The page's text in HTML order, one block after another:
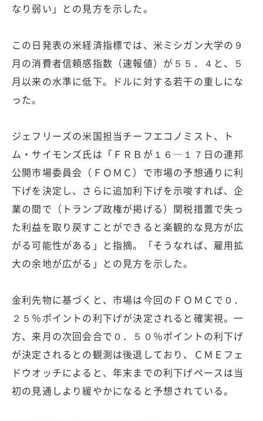
なり弱い」との見方を示した。
この日発表の米経済指標では、米ミシガン大学の９
月の消費者信頼感指数（速報値）が５５．４と、５
月以来の水準に低下。ドルに対する若干の重しにな
った。
ジェフリーズの米国担当チーフエコノミスト、ト
ム・サイモンズ氏は「ＦＲＢが１６─１７日の連邦
公開市場委員会（ＦＯＭＣ）で市場の予想通りに利
下げを決定し、さらに追加利下げを示唆すれば、企
業の間で（トランプ政権が掲げる）関税措置で失っ
た利益を取り戻すことができると楽観的な見方が広
がる可能性がある」と指摘。「そうなれば、雇用拡
大の余地が広がる」との見方を示した。
金利先物に基づくと、市場は今回のＦＯＭＣで０．
２５％ポイントの利下げが決定されると確実視。一
方、来月の次回会合で０．５０％ポイントの利下げ
が決定されるとの観測は後退しており、ＣＭＥフェ
ドウオッチによると、年末までの利下げペースは当
初の見通しより緩やかになると予想されている。